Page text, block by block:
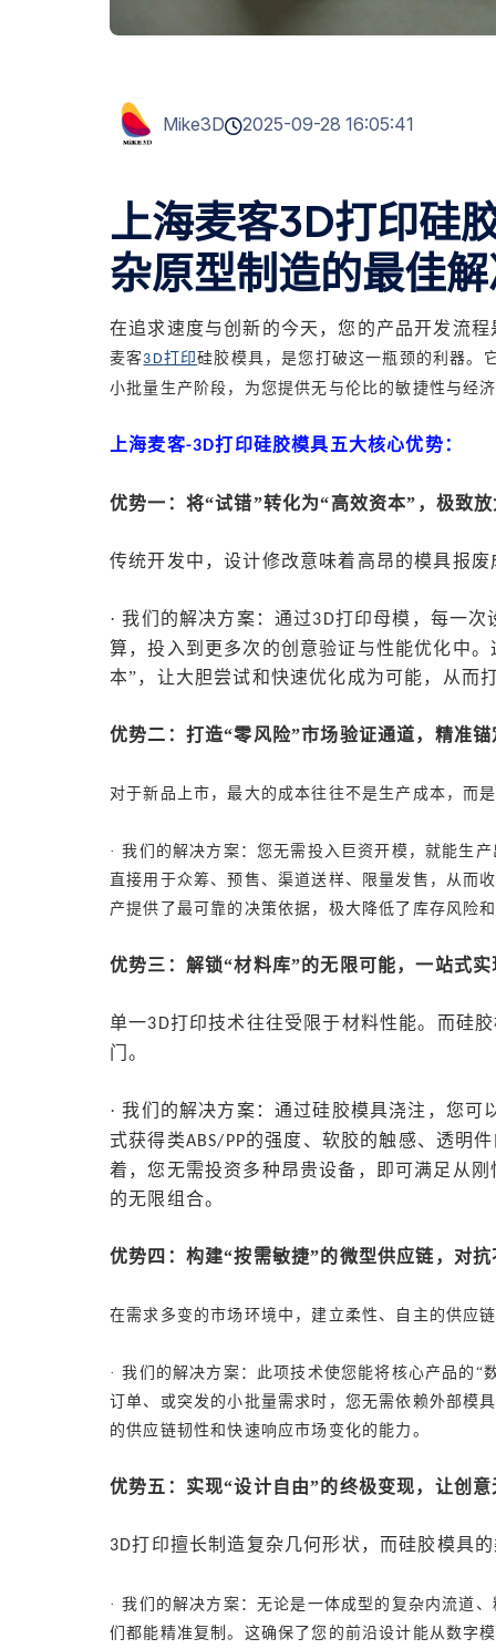
Mike3D 2025-09-28 16:05:41
上海麦客3D打印硅
杂原型制造的最佳
在追求速度与创新的今天，您的产品开发流
麦客3D打印硅胶模具，是您打破这一瓶颈的利器。
小批量生产阶段，为您提供无与伦比的敏捷性与经
上海麦客-3D打印硅胶模具五大核心优势：
优势一：将“试错”转化为“高效资本”，极致
传统开发中，设计修改意味着高昂的模具报
· 我们的解决方案：通过3D打印母模，每一次
算，投入到更多次的创意验证与性能优化中
本”，让大胆尝试和快速优化成为可能，从而
优势二：打造“零风险”市场验证通道，精准
对于新品上市，最大的成本往往不是生产成本，而
· 我们的解决方案：您无需投入巨资开模，就能生产
直接用于众筹、预售、渠道送样、限量发售，从而
产提供了最可靠的决策依据，极大降低了库存风险
优势三：解锁“材料库”的无限可能，一站式
单一3D打印技术往往受限于材料性能。而硅
门。
· 我们的解决方案：通过硅胶模具浇注，您
式获得类ABS/PP的强度、软胶的触感、透明
着，您无需投资多种昂贵设备，即可满足从
的无限组合。
优势四：构建“按需敏捷”的微型供应链，对
在需求多变的市场环境中，建立柔性、自主的供应
· 我们的解决方案：此项技术使您能将核心产品的
订单、或突发的小批量需求时，您无需依赖外部模
的供应链韧性和快速响应市场变化的能力。
优势五：实现“设计自由”的终极变现，让创
3D打印擅长制造复杂几何形状，而硅胶模具
· 我们的解决方案：无论是一体成型的复杂内流道
们都能精准复制。这确保了您的前沿设计能从数字